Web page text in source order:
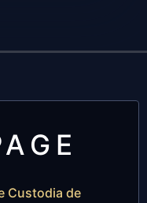
Custodia de